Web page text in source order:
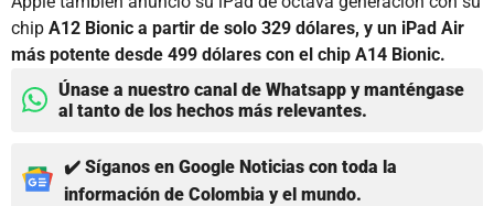
chip A12 Bionic a partir de solo 329 dólares, y un iPad Air
más potente desde 499 dólares con el chip A14 Bionic.
Únase a nuestro canal de Whatsapp y manténgase
al tanto de los hechos más relevantes.
✔️ Síganos en Google Noticias con toda la
información de Colombia y el mundo.